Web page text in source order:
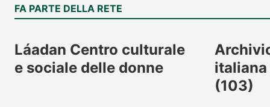
FA PARTE DELLA RETE
Láadan Centro culturale
e sociale delle donne
(103)